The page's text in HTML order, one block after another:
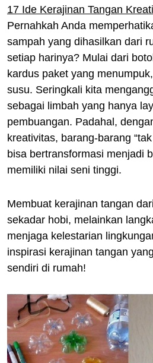
17 Ide Kerajinan Tangan
Pernahkah Anda
sampah yang dihasilkan dari
setiap harinya? Mulai dari
kardus paket yang
susu. Seringkali kita
sebagai limbah yang hanya
pembuangan. Padahal,
kreativitas, barang-barang
bisa bertransformasi menjadi
memiliki nilai seni tinggi.
Membuat kerajinan tangan
sekadar hobi, melainkan
menjaga kelestarian
inspirasi kerajinan tangan
sendiri di rumah!